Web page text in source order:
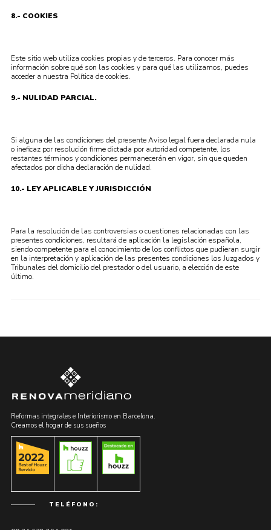
8.- COOKIES
Este sitio web utiliza cookies propias y de terceros. Para conocer más
información sobre qué son las cookies y para qué las utilizamos, puedes
acceder a nuestra Política de cookies.
9.- NULIDAD PARCIAL.
Si alguna de las condiciones del presente Aviso legal fuera declarada nula
o ineficaz por resolución firme dictada por autoridad competente, los
restantes términos y condiciones permanecerán en vigor, sin que queden
afectados por dicha declaración de nulidad.
10.- LEY APLICABLE Y JURISDICCIÓN
Para la resolución de las controversias o cuestiones relacionadas con las
presentes condiciones, resultará de aplicación la legislación española,
siendo competente para el conocimiento de los conflictos que pudieran surgir
en la interpretación y aplicación de las presentes condiciones los Juzgados y
Tribunales del domicilio del prestador o del usuario, a elección de este
último.
Reformas integrales e Interiorismo en Barcelona.
Creamos el hogar de sus sueños
TELÉFONO: